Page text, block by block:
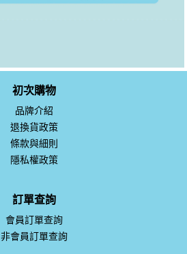
初次購物
品牌介紹
退換貨政策
條款與細則
隱私權政策
訂單查詢
會員訂單查詢
非會員訂單查詢